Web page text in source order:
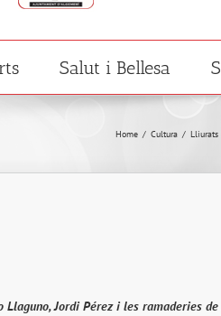
Salut i Bellesa
Home / Cultura / Lliurats
Llaguno, Jordi Pérez i les ramaderies